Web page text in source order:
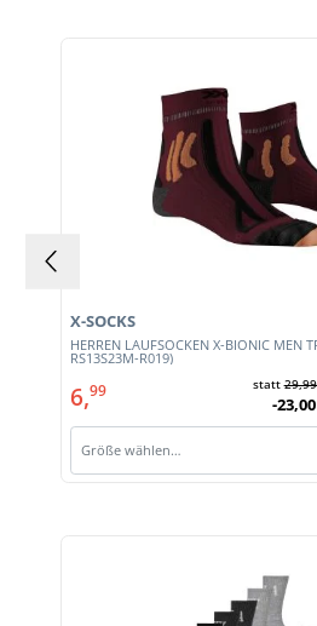
HERREN LAUFSOCKEN X-BIONIC MEN
RS13S23M-R019)
X-SOCKS
6,99 statt
-
Größe wählen…